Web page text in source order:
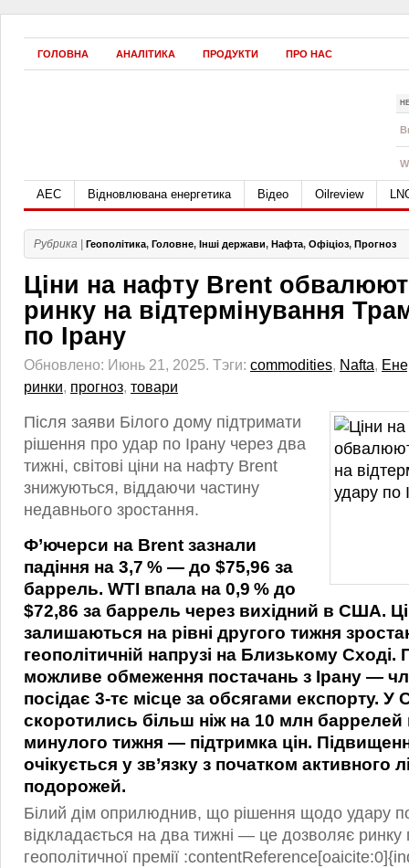
ГОЛОВНА АНАЛІТИКА ПРОДУКТИ ПРО НАС
АЕС Відновлювана енергетика Відео Oilreview
Рубрика | Геополітика, Головне, Інші держави, Нафта, Офіціоз, Прогноз
Ціни на нафту Brent
ринку на відтермінування
по Ірану
Обновлено: Июнь 21, 2025. Тэги: commodities, Nafta,
ринки, прогноз, товари
Після заяви Білого дому підтримати
рішення про удар по Ірану через два
тижні, світові ціни на нафту Brent
знижуються, віддаючи частину
недавнього зростання.
Ф’ючерси на Brent зазнали
падіння на 3,7 % — до $75,96 за
баррель. WTI впала на 0,9 % до
$72,86 за баррель через вихідний в США.
залишаються на рівні другого тижня
геополітичній напрузі на Близькому Сході.
можливе обмеження постачань з Ірану —
посідає 3‑тє місце за обсягами експорту.
скоротились більш ніж на 10 млн баррелей
минулого тижня — підтримка цін.
очікується у зв’язку з початком активного
подорожей.
Білий дім оприлюднив, що рішення щодо удару
відкладається на два тижні — це дозволяє ринку
геополітичної премії